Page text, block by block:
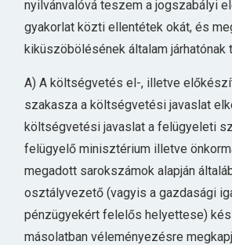
nyilvánvalóvá teszem a jogszabályi
gyakorlat közti ellentétek okát, és
kiküszöbölésének általam járhatónak
A) A költségvetés el-, illetve
szakasza a költségvetési javaslat
költségvetési javaslat a felügyeleti
felügyelő minisztérium illetve
megadott sarokszámok alapján
osztályvezető (vagyis a gazdasági
pénzügyekért felelős helyettese)
másolatban véleményezésre